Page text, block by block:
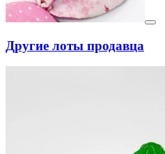
Другие лоты продавца